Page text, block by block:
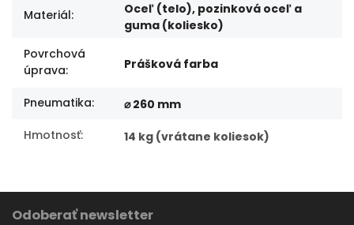
Materiál:
Oceľ (telo), pozinková oceľ a
guma (koliesko)
Povrchová
úprava: Prášková farba
Pneumatika:
⌀ 260 mm
Hmotnosť: 14 kg (vrátane koliesok)
Odoberať newsletter